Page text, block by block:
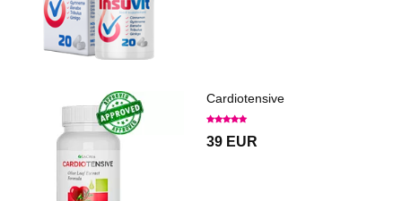
Cardiotensive
39 EUR